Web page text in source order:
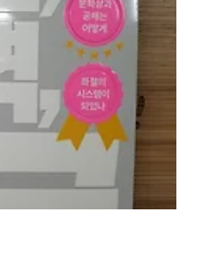
독자들이 소설을 고를 때 영향을
야기의 소재2. 제목3. 친구나 지인
가의 인지도7. 작품이 문학상을 ..